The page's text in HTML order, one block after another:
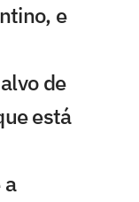
e
de
está